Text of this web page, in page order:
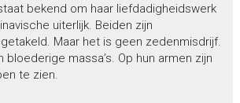
bekend om haar liefdadigheidswerk
uiterlijk. Beiden zijn
Maar het is geen zedenmisdrijf.
bloederige massa’s. Op hun armen zijn
te zien.